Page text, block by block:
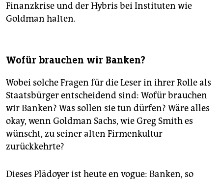
Finanzkrise und der Hybris bei Instituten wie
Goldman halten.
Wofür brauchen wir Banken?
Wobei solche Fragen für die Leser in ihrer Rolle als
Staatsbürger entscheidend sind: Wofür brauchen
wir Banken? Was sollen sie tun dürfen? Wäre alles
okay, wenn Goldman Sachs, wie Greg Smith es
wünscht, zu seiner alten Firmenkultur
zurückkehrte?
Dieses Plädoyer ist heute en vogue: Banken, so